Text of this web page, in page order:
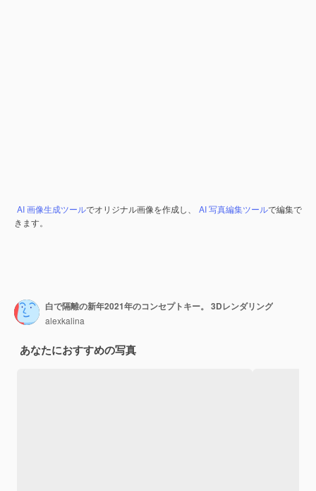
AI 画像生成ツールでオリジナル画像を作成し、 AI 写真編集ツールで編集で
きます。
白で隔離の新年2021年のコンセプトキー。 3Dレンダリング
alexkalina
あなたにおすすめの写真